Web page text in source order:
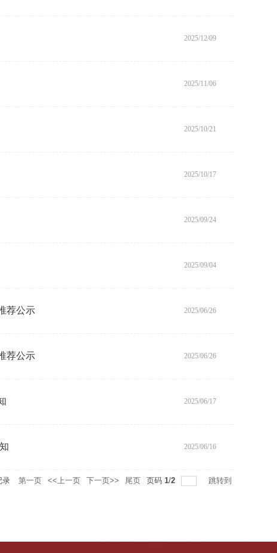
2025/12/09
2025/11/06
2025/10/21
2025/10/17
2025/09/24
2025/09/04
荐公示 2025/06/26
荐公示 2025/06/26
2025/06/17
2025/06/16
录 第一页 <<上一页 下一页>> 尾页 页码 1/2 跳转到